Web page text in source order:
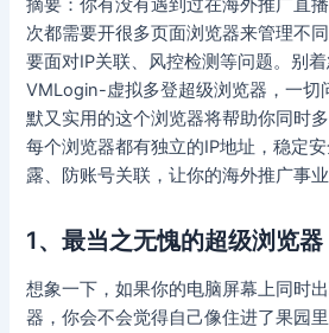
摘要：你有没有遇到过在海外推广直
次都需要开很多页面浏览器来管理不
要面对IP关联、风控检测等问题。别
VMLogin-虚拟多登超级浏览器，一切
默又实用的这个浏览器将帮助你同时
每个浏览器都有独立的IP地址，稳定
露、防账号关联，让你的海外推广事业
1、最当之无愧的超级浏览器
想象一下，如果你的电脑屏幕上同时
器，你会不会觉得自己像住进了果园